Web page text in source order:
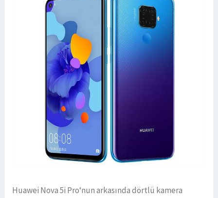
Huawei Nova 5i Pro‘nun arkasında dörtlü kamera